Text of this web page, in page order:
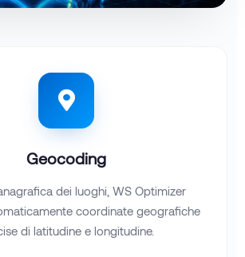
Geocoding
dei luoghi, WS Optimizer
coordinate geografiche
di latitudine e longitudine.